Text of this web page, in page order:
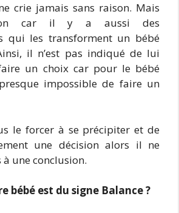
crie jamais sans raison. Mais
car il y a aussi des
qui les transforment un bébé
il n’est pas indiqué de lui
un choix car pour le bébé
impossible de faire un
le forcer à se précipiter et de
une décision alors il ne
une conclusion.
bébé est du signe Balance ?